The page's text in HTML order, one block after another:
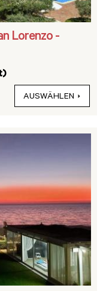
Lorenzo -
AUSWÄHLEN